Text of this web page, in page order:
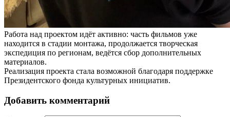
Работа над проектом идёт активно: часть фильмов уже
находится в стадии монтажа, продолжается творческая
экспедиция по регионам, ведётся сбор дополнительных
материалов.
Реализация проекта стала возможной благодаря поддержке
Президентского фонда культурных инициатив.
Добавить комментарий